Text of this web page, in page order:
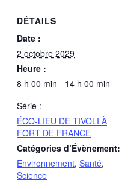
DÉTAILS
Date :
2 octobre 2029
Heure :
8 h 00 min - 14 h 00 min
Série :
ÉCO-LIEU DE TIVOLI À
FORT DE FRANCE
Catégories d’Évènement:
Environnement, Santé,
Science